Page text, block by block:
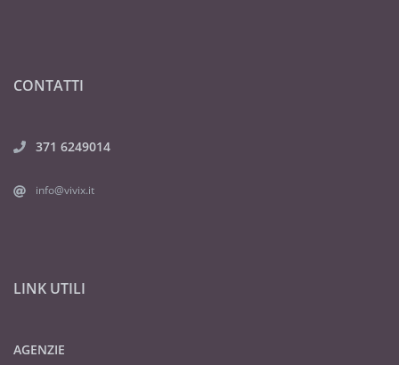
CONTATTI
371 6249014
info@vivix.it
LINK UTILI
AGENZIE